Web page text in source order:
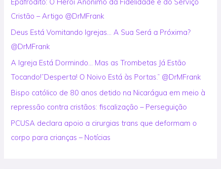
f
o
r
:
Epafrodito: O Herói Anônimo da Fidelidade e do Serviço
Cristão – Artigo @DrMFrank
Deus Está Vomitando Igrejas… A Sua Será a Próxima?
@DrMFrank
A Igreja Está Dormindo… Mas as Trombetas Já Estão
Tocando!”Desperta! O Noivo Está às Portas.” @DrMFrank
Bispo católico de 80 anos detido na Nicarágua em meio à
repressão contra cristãos: fiscalização – Perseguição
PCUSA declara apoio a cirurgias trans que deformam o
corpo para crianças – Notícias